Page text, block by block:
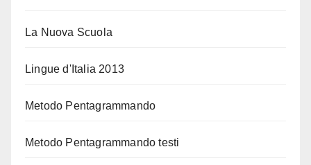
La Nuova Scuola
Lingue d'Italia 2013
Metodo Pentagrammando
Metodo Pentagrammando testi